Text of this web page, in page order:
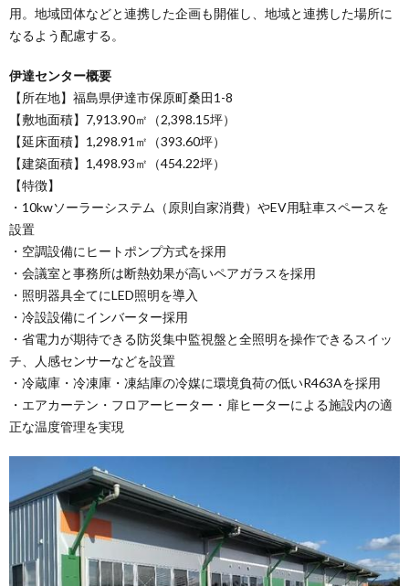
用。地域団体などと連携した企画も開催し、地域と連携した場所に
なるよう配慮する。
伊達センター概要
【所在地】福島県伊達市保原町桑田1-8
【敷地面積】7,913.90㎡（2,398.15坪）
【延床面積】1,298.91㎡（393.60坪）
【建築面積】1,498.93㎡（454.22坪）
【特徴】
・10kwソーラーシステム（原則自家消費）やEV用駐車スペースを
設置
・空調設備にヒートポンプ方式を採用
・会議室と事務所は断熱効果が高いペアガラスを採用
・照明器具全てにLED照明を導入
・冷設設備にインバーター採用
・省電力が期待できる防災集中監視盤と全照明を操作できるスイッ
チ、人感センサーなどを設置
・冷蔵庫・冷凍庫・凍結庫の冷媒に環境負荷の低いR463Aを採用
・エアカーテン・フロアーヒーター・扉ヒーターによる施設内の適
正な温度管理を実現